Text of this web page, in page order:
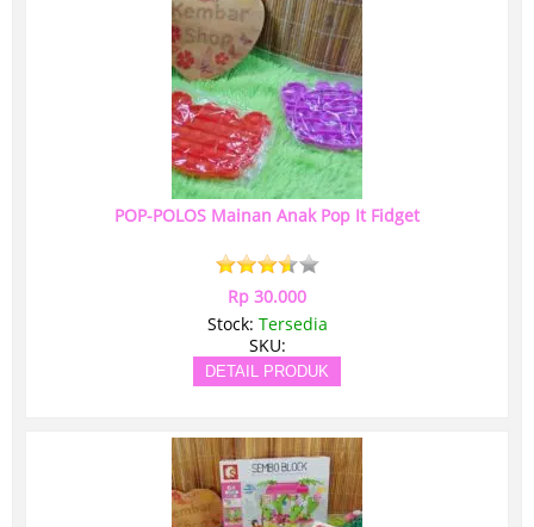
POP-POLOS Mainan Anak Pop It Fidget
Rp 30.000
Stock: Tersedia
SKU:
DETAIL PRODUK